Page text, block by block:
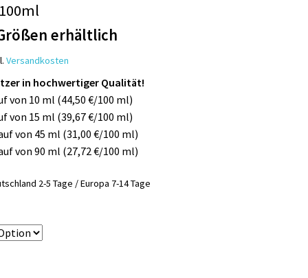
erhältlich
Versandkosten
in hochwertiger Qualität!
von 10 ml (44,50 €/100 ml)
von 15 ml (39,67 €/100 ml)
von 45 ml (31,00 €/100 ml)
von 90 ml (27,72 €/100 ml)
2-5 Tage / Europa 7-14 Tage